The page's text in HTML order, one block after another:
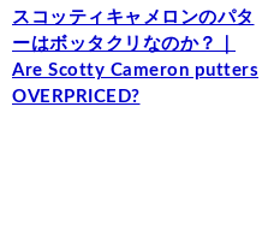
スコッティキャメロンのパタ
ーはボッタクリなのか？｜
Are Scotty Cameron putters
OVERPRICED?